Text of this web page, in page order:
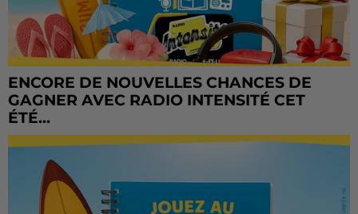
ENCORE DE NOUVELLES CHANCES DE
GAGNER AVEC RADIO INTENSITÉ CET
ÉTÉ...